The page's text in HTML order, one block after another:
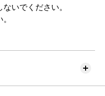
いでください。